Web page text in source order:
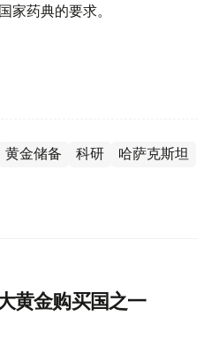
家药典的要求。
黄金储备 科研 哈萨克斯坦
黄金购买国之一